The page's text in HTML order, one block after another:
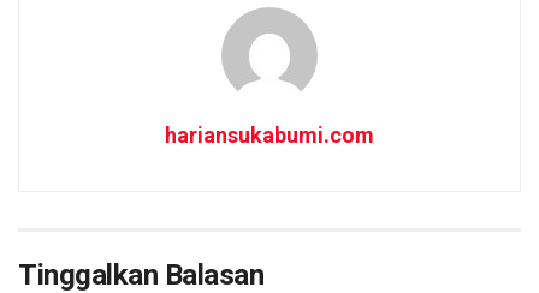
hariansukabumi.com
Tinggalkan Balasan